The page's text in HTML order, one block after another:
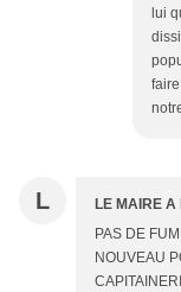
lui
L LE MAIRE A
PAS DE
NOUVEAU